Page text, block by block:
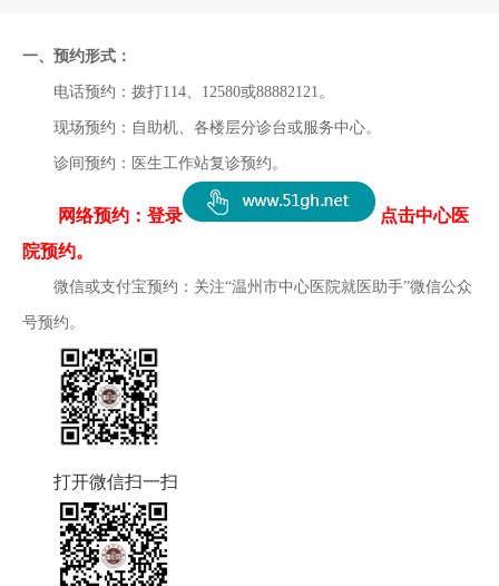
一、预约形式：
电话预约：拨打114、12580或88882121。
现场预约：自助机、各楼层分诊台或服务中心。
诊间预约：医生工作站复诊预约。
网络预约：登录
点击中心医
院预约。
微信或支付宝预约：关注“温州市中心医院就医助手”微信公众
号预约。
打开微信扫一扫